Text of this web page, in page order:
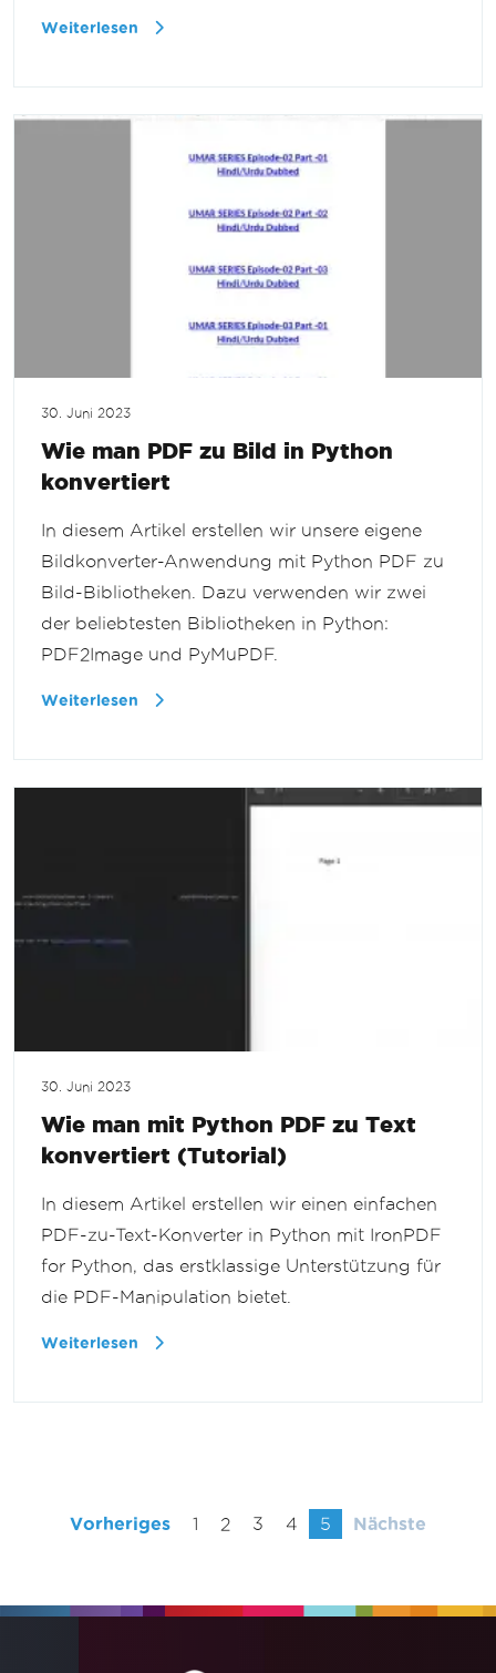
Weiterlesen
30. Juni 2023
Wie man PDF zu Bild in Python
konvertiert
In diesem Artikel erstellen wir unsere eigene
Bildkonverter-Anwendung mit Python PDF zu
Bild-Bibliotheken. Dazu verwenden wir zwei
der beliebtesten Bibliotheken in Python:
PDF2Image und PyMuPDF.
Weiterlesen
30. Juni 2023
Wie man mit Python PDF zu Text
konvertiert (Tutorial)
In diesem Artikel erstellen wir einen einfachen
PDF-zu-Text-Konverter in Python mit IronPDF
for Python, das erstklassige Unterstützung für
die PDF-Manipulation bietet.
Weiterlesen
Vorheriges 1 2 3 4 5 Nächste